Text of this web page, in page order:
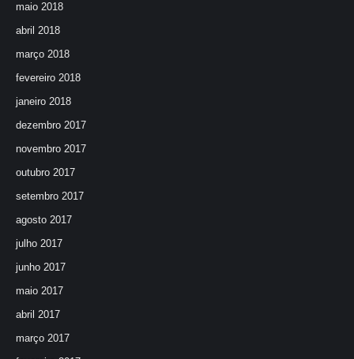
maio 2018
abril 2018
março 2018
fevereiro 2018
janeiro 2018
dezembro 2017
novembro 2017
outubro 2017
setembro 2017
agosto 2017
julho 2017
junho 2017
maio 2017
abril 2017
março 2017